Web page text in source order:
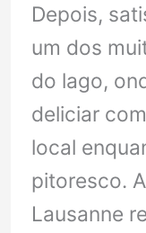
Depois,
um dos
do lago,
deliciar
local
pitoresco.
Lausanne